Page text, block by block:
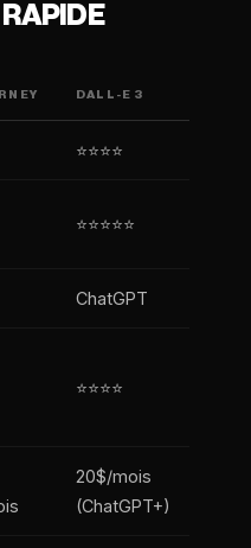
DALL-E 3
⭐⭐⭐⭐
⭐⭐⭐⭐⭐
ChatGPT
⭐⭐⭐⭐
20$/mois
(ChatGPT+)